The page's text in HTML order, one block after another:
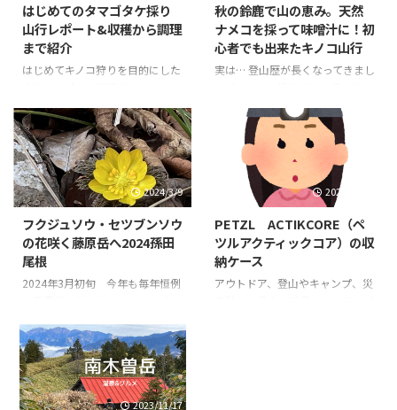
はじめてのタマゴタケ採り
山行レポート&収穫から調理
まで紹介
はじめてキノコ狩りを目的にした
にだけは手を出すまいと思ってい
たのに！？ ついにこちらの世界
へ一歩足を踏み入れてしまいまし
た。 まあなんて楽しいこと！！
キノコ初心者なので安全のため、
いろいろと気になるところではあ
りますがターゲットをタマゴタケ
にしぼり実践 キノコの収穫から
下処理、調理までご紹介します。
山行の概要 目的：ハイキングで
タマゴタケの採取をする 山域：
況：危険個所なし、一般登山道
（ぬかるみや滑りやすさ ...
秋の鈴鹿で山の恵み。天然
ナメコを採って味噌汁に！初
心者でも出来たキノコ山行
実は… 登山歴が長くなってきまし
まい！と思っていました。 です
が、2025年秋。 ついに禁断
の！？この山の楽しみ、山の恵み
をいただくということに手をだし
てしまいました。 あまりにも、
周囲の山関係の友人知人がキノコ
狩りを楽しんでいるので…。 興味
はあっても、なかなか手を出せな
かったキノコ狩り＋調理＋実食。
今回は2回目のキノコ狩りで「天
然のナメコ」をゲットし、自宅で
2024/3/9
フクジュソウ・セツブンソウ
の花咲く藤原岳へ2024孫田
尾根
2024年3月初旬 今年も毎年恒例
プリングエフェメラル 前日の降
雪で雪山歩きのハイキングとお花
探しのおトク感ある山行となりま
した 春に人気の孫田尾根 滋賀県
2023/12/11
PETZL ACTIKCORE（ペ
ツルアクティックコア）の収
納ケース
アウトドア、登山やキャンプ、災
2023/11/17